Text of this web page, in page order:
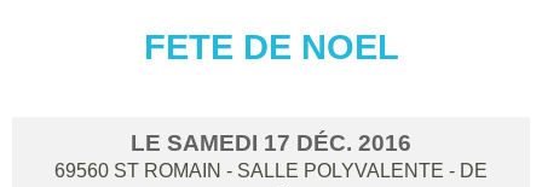
FETE DE NOEL
LE SAMEDI 17 DÉC. 2016
69560 ST ROMAIN - SALLE POLYVALENTE - DE